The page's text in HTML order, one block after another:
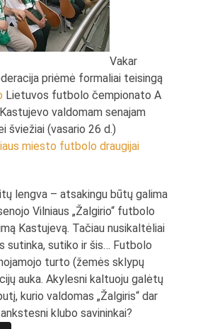
Vakar
priėmė formaliai teisingą
Lietuvos futbolo čempionato A
valdomam senajam
šviežiai (vasario 26 d.)
miesto futbolo draugijai
lengva – atsakingu būtų galima
Vilniaus „Žalgirio“ futbolo
Kastujevą. Tačiau nusikaltėliai
sutinka, sutiko ir šis… Futbolo
turto (žemės sklypų
auka. Akylesni kaltuoju galėtų
kurio valdomas „Žalgiris“ dar
klubo savininkai?